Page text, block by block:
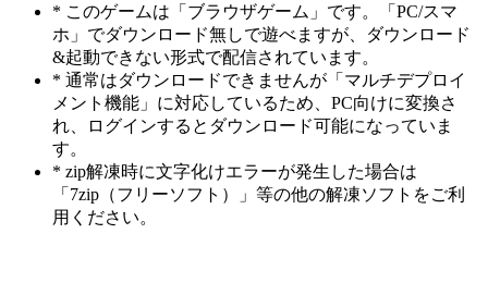
* このゲームは「ブラウザゲーム」です。「PC/スマ
ホ」でダウンロード無しで遊べますが、ダウンロード
&起動できない形式で配信されています。
* 通常はダウンロードできませんが「マルチデプロイ
メント機能」に対応しているため、PC向けに変換さ
れ、ログインするとダウンロード可能になっていま
す。
* zip解凍時に文字化けエラーが発生した場合は
「7zip（フリーソフト）」等の他の解凍ソフトをご利
用ください。